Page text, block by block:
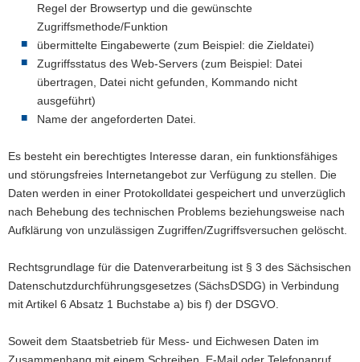
Regel der Browsertyp und die gewünschte
Zugriffsmethode/Funktion
übermittelte Eingabewerte (zum Beispiel: die Zieldatei)
Zugriffsstatus des Web-Servers (zum Beispiel: Datei
übertragen, Datei nicht gefunden, Kommando nicht
ausgeführt)
Name der angeforderten Datei.
Es besteht ein berechtigtes Interesse daran, ein funktionsfähiges
und störungsfreies Internetangebot zur Verfügung zu stellen. Die
Daten werden in einer Protokolldatei gespeichert und unverzüglich
nach Behebung des technischen Problems beziehungsweise nach
Aufklärung von unzulässigen Zugriffen/Zugriffsversuchen gelöscht.
Rechtsgrundlage für die Datenverarbeitung ist § 3 des Sächsischen
Datenschutzdurchführungsgesetzes (SächsDSDG) in Verbindung
mit Artikel 6 Absatz 1 Buchstabe a) bis f) der DSGVO.
Soweit dem Staatsbetrieb für Mess- und Eichwesen Daten im
Zusammenhang mit einem Schreiben, E-Mail oder Telefonanruf,